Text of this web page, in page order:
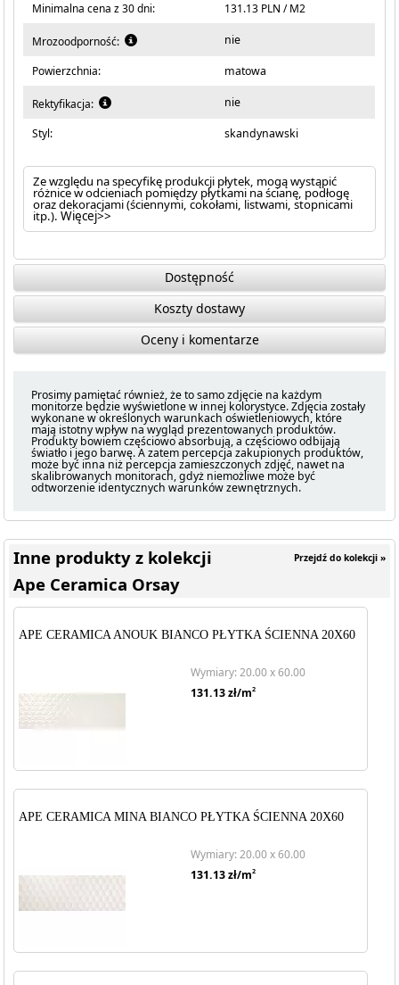
Minimalna cena z 30 dni:
131.13 PLN / M2
Mrozoodporność: nie
Powierzchnia: matowa
Rektyfikacja: nie
Styl: skandynawski
Ze względu na specyfikę produkcji płytek, mogą wystąpić
różnice w odcieniach pomiędzy płytkami na ścianę, podłogę
oraz dekoracjami (ściennymi, cokołami, listwami, stopnicami
itp.).Więcej>>
Dostępność
Koszty dostawy
Oceny i komentarze
Prosimy pamiętać również, że to samo zdjęcie na każdym
monitorze będzie wyświetlone w innej kolorystyce. Zdjęcia zostały
wykonane w określonych warunkach oświetleniowych, które
mają istotny wpływ na wygląd prezentowanych produktów.
Produkty bowiem częściowo absorbują, a częściowo odbijają
światło i jego barwę. A zatem percepcja zakupionych produktów,
może być inna niż percepcja zamieszczonych zdjęć, nawet na
skalibrowanych monitorach, gdyż niemożliwe może być
odtworzenie identycznych warunków zewnętrznych.
Przejdź do kolekcji »
Inne produkty z kolekcji
Ape Ceramica Orsay
APE CERAMICA ANOUK BIANCO PŁYTKA ŚCIENNA 20X60
Wymiary: 20.00 x 60.00
131.13zł/m2
APE CERAMICA MINA BIANCO PŁYTKA ŚCIENNA 20X60
Wymiary: 20.00 x 60.00
131.13zł/m2